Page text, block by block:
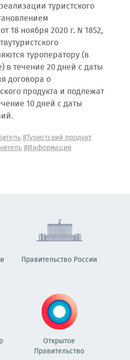
туристского
18 ноября 2020 г. N 1852,
туроператору (в
течение 20 дней с даты
договора о
продукта и подлежат
10 дней с даты
#Туристский продукт
#Информация
Правительство России
Открытое
Правительство